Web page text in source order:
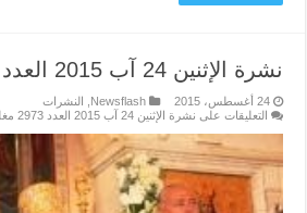
نشرة الإثنين 24 آب 2015 العدد 2973
24 أغسطس، 2015 Newsflash
النشرات
التعليقات على نشرة الإثنين 24 آب 2015 العدد 2973 مغلقة